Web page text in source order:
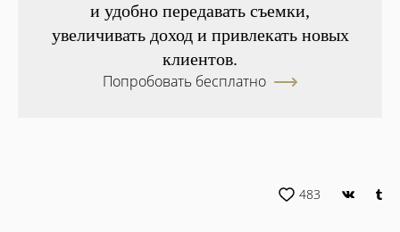
и удобно передавать съемки,
увеличивать доход и привлекать новых
клиентов.
Попробовать бесплатно
483